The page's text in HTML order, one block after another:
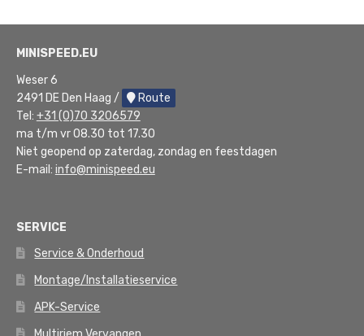
MINISPEED.EU
Weser 6
2491 DE Den Haag /
Route
Tel: +31 (0)70 3206579
ma t/m vr 08.30 tot 17.30
Niet geopend op zaterdag, zondag en feestdagen
E-mail: info@minispeed.eu
SERVICE
Service & Onderhoud
Montage/Installatieservice
APK-Service